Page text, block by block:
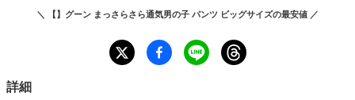
＼ 【】グーン まっさらさら通気男の子 パンツ ビッグサイズの最安値 ／
詳細